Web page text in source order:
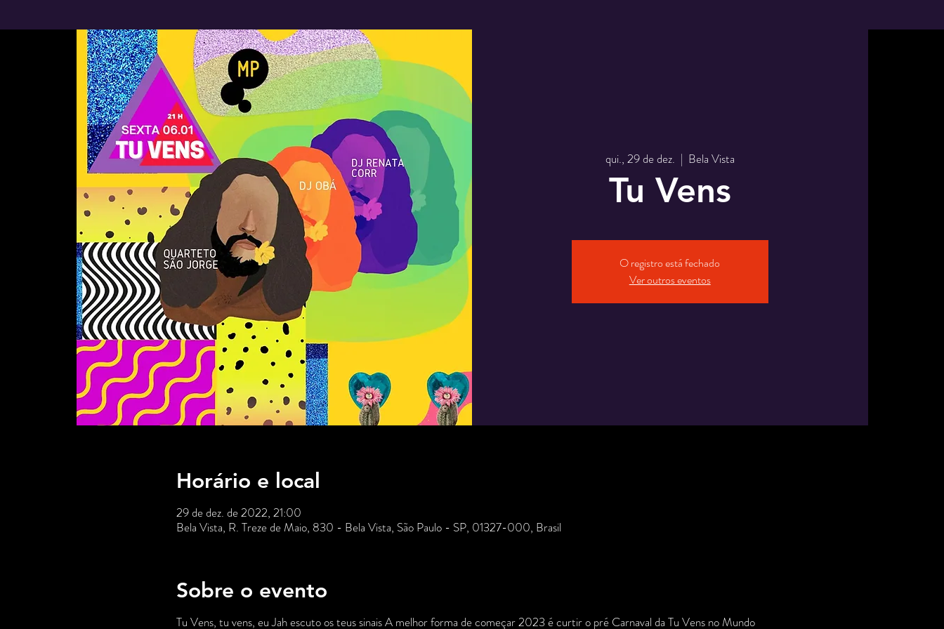
qui., 29 de dez.
  |
Bela Vista
Tu Vens
O registro está fechado
Ver outros eventos
Horário e local
29 de dez. de 2022, 21:00
Bela Vista, R. Treze de Maio, 830 - Bela Vista, São Paulo - SP, 01327-000, Brasil
Sobre o evento
Tu Vens, tu vens, eu Jah escuto os teus sinais A melhor forma de começar 2023 é curtir o pré Carnaval da Tu Vens no Mundo